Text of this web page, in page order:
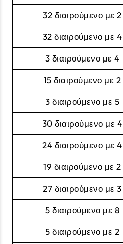
32 διαιρούμενο με 2
32 διαιρούμενο με 4
3 διαιρούμενο με 4
15 διαιρούμενο με 2
3 διαιρούμενο με 5
30 διαιρούμενο με 4
24 διαιρούμενο με 4
19 διαιρούμενο με 2
27 διαιρούμενο με 3
5 διαιρούμενο με 8
5 διαιρούμενο με 2